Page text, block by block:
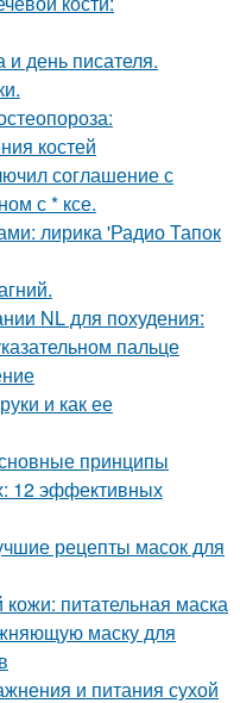
и день писателя.
костей
соглашение с
с * ксе.
лирика 'Радио Тапок
NL для похудения:
пальце
и как ее
принципы
12 эффективных
рецепты масок для
питательная маска
маску для
и питания сухой